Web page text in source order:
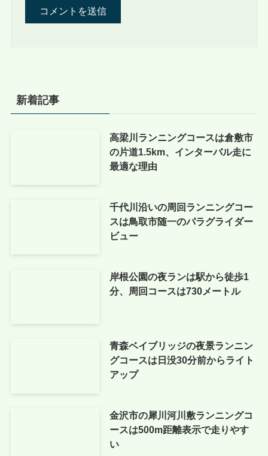
新着記事
高梁川ランニングコースは倉敷市
の片道1.5km、インターバル走に
最適な理由
千代川沿いの周回ランニングコー
スは鳥取市随一のパラグライダー
ビュー
岸根公園の夜ランは駅から徒歩1
分、周回コースは730メートル
青森ベイブリッジの夜景ランニン
グコースは日没30分前からライト
アップ
金沢市の犀川河川敷ランニングコ
ースは500m距離表示で走りやす
い